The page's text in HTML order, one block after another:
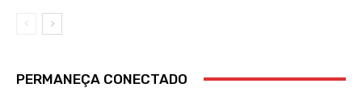
PERMANEÇA CONECTADO